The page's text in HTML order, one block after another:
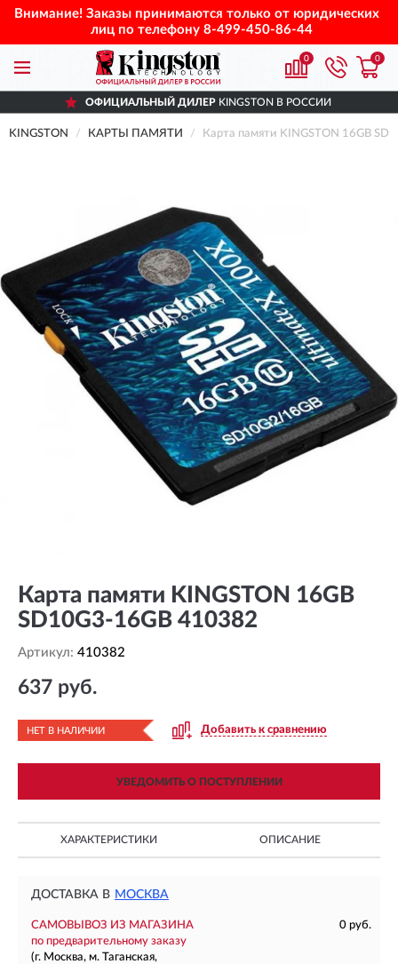
Внимание! Заказы принимаются только от юридических
лиц по телефону 8-499-450-86-44
0 0
ОФИЦИАЛЬНЫЙ ДИЛЕР KINGSTON В РОССИИ
KINGSTON КАРТЫ ПАМЯТИ Карта памяти KINGSTON 16GB
Карта памяти KINGSTON 16GB
SD10G3-16GB 410382
Артикул: 410382
637 руб.
НЕТ В НАЛИЧИИ Добавить к сравнению
УВЕДОМИТЬ О ПОСТУПЛЕНИИ
ХАРАКТЕРИСТИКИ ОПИСАНИЕ
ДОСТАВКА В МОСКВА
САМОВЫВОЗ ИЗ МАГАЗИНА
0 руб.
по предварительному заказу
(г. Москва, м. Таганская,